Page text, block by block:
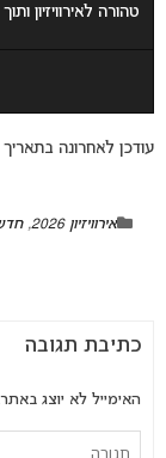
טהורה לאירוויזיון
עודכן לאחרונה בתאריך 16 בספטמבר 2025 01:38 על ידי
אירוויזיון 2026 ,
כתיבת תגובה
האימייל לא יוצג באתר.